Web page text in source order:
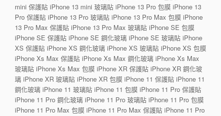
mini 保護貼 iPhone 13 mini 玻璃貼 iPhone 13 Pro 包膜 iPhone 13
Pro 保護貼 iPhone 13 Pro 玻璃貼 iPhone 13 Pro Max 包膜 iPhone
13 Pro Max 保護貼 iPhone 13 Pro Max 玻璃貼 iPhone SE 包膜
iPhone SE 保護貼 iPhone SE 鋼化玻璃 iPhone SE 玻璃貼 iPhone
XS 保護貼 iPhone XS 鋼化玻璃 iPhone XS 玻璃貼 iPhone XS 包膜
iPhone Xs Max 保護貼 iPhone Xs Max 鋼化玻璃 iPhone Xs Max
玻璃貼 iPhone Xs Max 包膜 iPhone XR 保護貼 iPhone XR 鋼化玻
璃 iPhone XR 玻璃貼 iPhone XR 包膜 iPhone 11 保護貼 iPhone 11
鋼化玻璃 iPhone 11 玻璃貼 iPhone 11 包膜 iPhone 11 Pro 保護貼
iPhone 11 Pro 鋼化玻璃 iPhone 11 Pro 玻璃貼 iPhone 11 Pro 包膜
iPhone 11 Pro Max 包膜 iPhone 11 Pro Max 保護貼 iPhone 11 Pro